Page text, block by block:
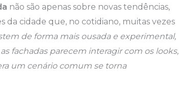
não são apenas sobre novas tendências,
da cidade que, no cotidiano, muitas vezes
de forma mais ousada e experimental,
fachadas parecem interagir com os looks,
um cenário comum se torna